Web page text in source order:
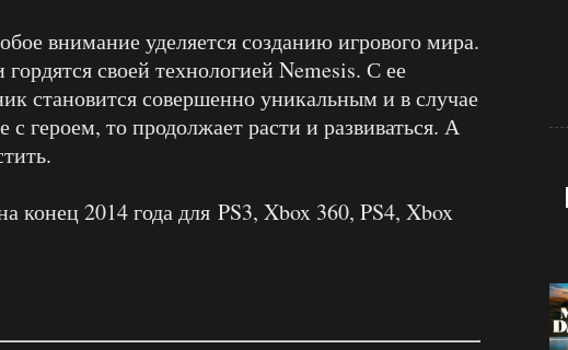
внимание уделяется созданию игрового мира.
своей технологией Nemesis. С ее
становится совершенно уникальным и в случае
с героем, то продолжает расти и развиваться. А
конец 2014 года для PS3, Xbox 360, PS4, Xbox